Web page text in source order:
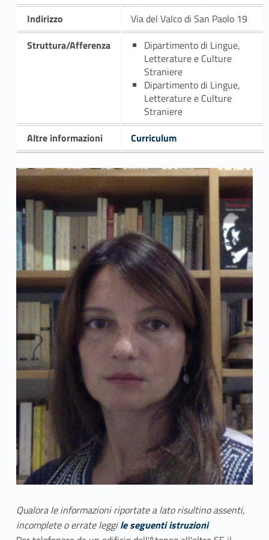
Indirizzo
Via del Valco di San Paolo 19
Struttura/Afferenza
Dipartimento di Lingue,
Letterature e Culture
Straniere
Dipartimento di Lingue,
Letterature e Culture
Straniere
Altre informazioni
Curriculum
Qualora le informazioni riportate a lato risultino assenti,
incomplete o errate leggile seguenti istruzioni